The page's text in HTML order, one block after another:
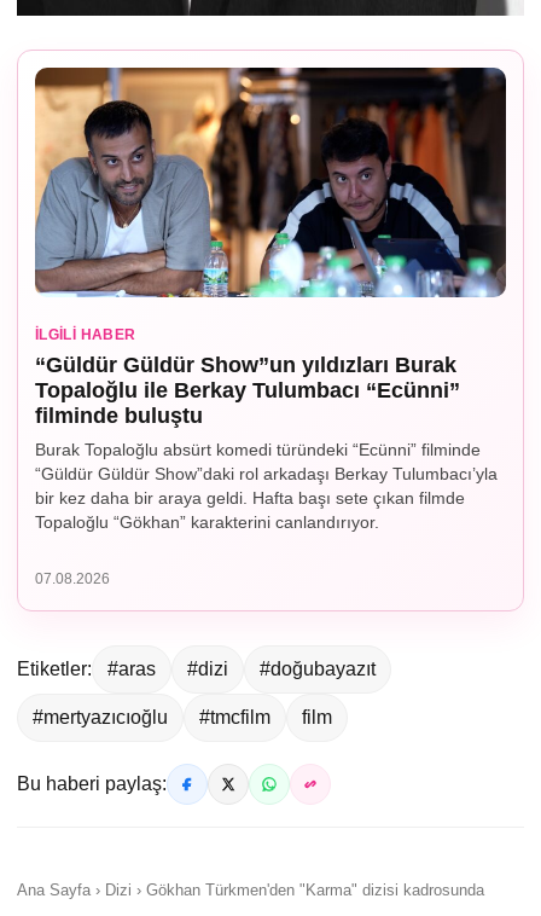
İLGILI HABER
“Güldür Güldür Show”un yıldızları Burak
Topaloğlu ile Berkay Tulumbacı “Ecünni”
filminde buluştu
Burak Topaloğlu absürt komedi türündeki “Ecünni” filminde
“Güldür Güldür Show”daki rol arkadaşı Berkay Tulumbacı’yla
bir kez daha bir araya geldi. Hafta başı sete çıkan filmde
Topaloğlu “Gökhan” karakterini canlandırıyor.
07.08.2026
Etiketler: #aras #dizi #doğubayazıt
#mertyazıcıoğlu #tmcfilm film
Bu haberi paylaş:
Ana Sayfa › Dizi › Gökhan Türkmen'den "Karma" dizisi kadrosunda